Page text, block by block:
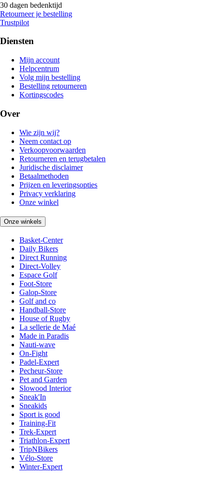
30 dagen bedenktijd
Retourneer je bestelling
Trustpilot
Diensten
Mijn account
Helpcentrum
Volg mijn bestelling
Bestelling retourneren
Kortingscodes
Over
Wie zijn wij?
Neem contact op
Verkoopvoorwaarden
Retourneren en terugbetalen
Juridische disclaimer
Betaalmethoden
Prijzen en leveringsopties
Privacy verklaring
Onze winkel
Onze winkels
Basket-Center
Daily Bikers
Direct Running
Direct-Volley
Espace Golf
Foot-Store
Galop-Store
Golf and co
Handball-Store
House of Rugby
La sellerie de Maé
Made in Paradis
Nauti-wave
On-Fight
Padel-Expert
Pecheur-Store
Pet and Garden
Slowood Interior
Sneak'In
Sneakids
Sport is good
Training-Fit
Trek-Expert
Triathlon-Expert
TripNBikers
Vélo-Store
Winter-Expert